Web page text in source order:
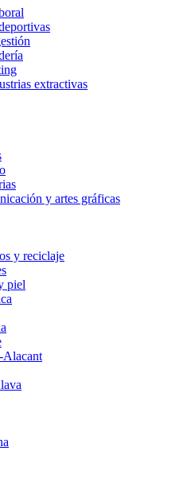
extractivas
y artes gráficas
y reciclaje
piel
Alacant